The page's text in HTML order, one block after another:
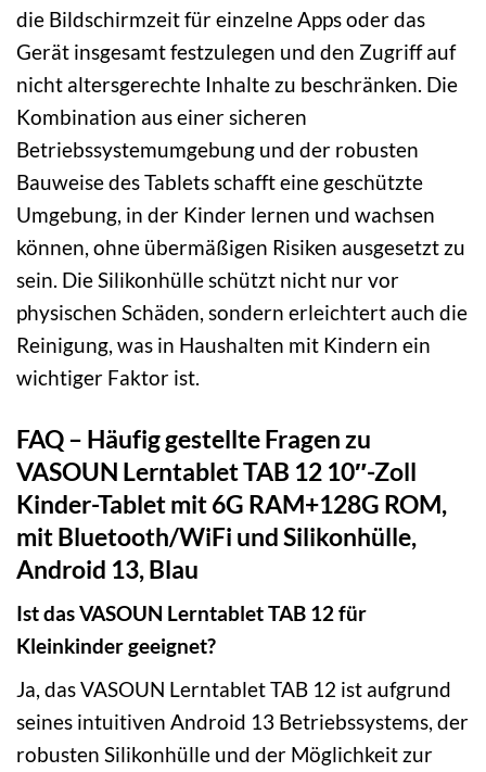
die Bildschirmzeit für einzelne Apps oder das
Gerät insgesamt festzulegen und den Zugriff auf
nicht altersgerechte Inhalte zu beschränken. Die
Kombination aus einer sicheren
Betriebssystemumgebung und der robusten
Bauweise des Tablets schafft eine geschützte
Umgebung, in der Kinder lernen und wachsen
können, ohne übermäßigen Risiken ausgesetzt zu
sein. Die Silikonhülle schützt nicht nur vor
physischen Schäden, sondern erleichtert auch die
Reinigung, was in Haushalten mit Kindern ein
wichtiger Faktor ist.
FAQ – Häufig gestellte Fragen zu
VASOUN Lerntablet TAB 12 10″-Zoll
Kinder-Tablet mit 6G RAM+128G ROM,
mit Bluetooth/WiFi und Silikonhülle,
Android 13, Blau
Ist das VASOUN Lerntablet TAB 12 für
Kleinkinder geeignet?
Ja, das VASOUN Lerntablet TAB 12 ist aufgrund
seines intuitiven Android 13 Betriebssystems, der
robusten Silikonhülle und der Möglichkeit zur